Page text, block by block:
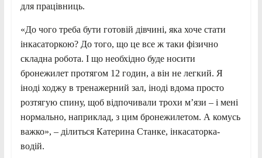
для працівниць.
«До чого треба бути готовій дівчині, яка хоче стати
інкасаторкою? До того, що це все ж таки фізично
складна робота. І що необхідно буде носити
бронежилет протягом 12 годин, а він не легкий. Я
іноді ходжу в тренажерний зал, іноді вдома просто
розтягую спину, щоб відпочивали трохи м’язи – і мені
нормально, наприклад, з цим бронежилетом. А комусь
важко», – ділиться Катерина Станке, інкасаторка-
водій.